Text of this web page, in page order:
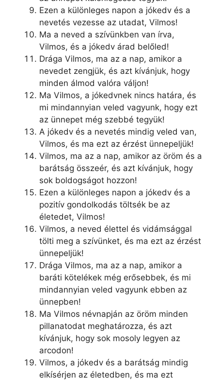
Ezen a különleges napon a jókedv és a
nevetés vezesse az utadat, Vilmos!
Ma a neved a szívünkben van írva,
Vilmos, és a jókedv árad belőled!
Drága Vilmos, ma az a nap, amikor a
nevedet zengjük, és azt kívánjuk, hogy
minden álmod valóra váljon!
Ma Vilmos, a jókedvnek nincs határa, és
mi mindannyian veled vagyunk, hogy ezt
az ünnepet még szebbé tegyük!
A jókedv és a nevetés mindig veled van,
Vilmos, és ma ezt az érzést ünnepeljük!
Vilmos, ma az a nap, amikor az öröm és a
barátság összeér, és azt kívánjuk, hogy
sok boldogságot hozzon!
Ezen a különleges napon a jókedv és a
pozitív gondolkodás töltsék be az
életedet, Vilmos!
Vilmos, a neved élettel és vidámsággal
tölti meg a szívünket, és ma ezt az érzést
ünnepeljük!
Drága Vilmos, ma az a nap, amikor a
baráti kötelékek még erősebbek, és mi
mindannyian veled vagyunk ebben az
ünnepben!
Ma Vilmos névnapján az öröm minden
pillanatodat meghatározza, és azt
kívánjuk, hogy sok mosoly legyen az
arcodon!
Vilmos, a jókedv és a barátság mindig
elkísérjen az életedben, és ma ezt